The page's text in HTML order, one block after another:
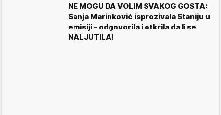
NE MOGU DA VOLIM SVAKOG GOSTA:
Sanja Marinković isprozivala Staniju u
emisiji - odgovorila i otkrila da li se
NALJUTILA!